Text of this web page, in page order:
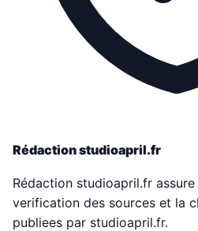
Rédaction studioapril.fr
Rédaction studioapril.fr
verification des sources et la
publiees par studioapril.fr.